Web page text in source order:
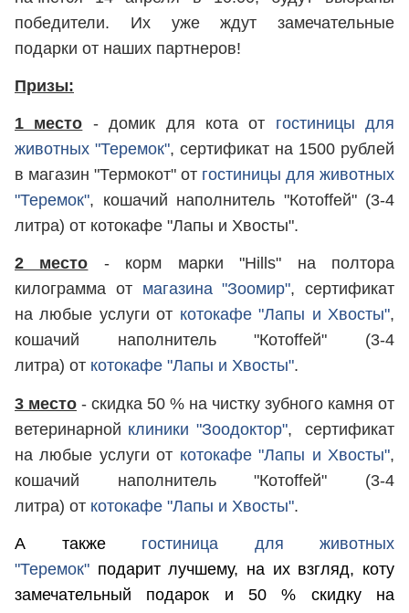
победители. Их уже ждут замечательные
подарки от наших партнеров!
Призы:
1 место - домик для кота от гостиницы для
животных "Теремок", сертификат на 1500 рублей
в магазин "Термокот" от гостиницы для животных
"Теремок", кошачий наполнитель "Котоffей" (3-4
литра) от котокафе "Лапы и Хвосты".
2 место - корм марки "Hills" на полтора
килограмма от магазина "Зоомир", сертификат
на любые услуги от котокафе "Лапы и Хвосты",
кошачий наполнитель "Котоffей" (3-4
литра) от котокафе "Лапы и Хвосты".
3 место - скидка 50 % на чистку зубного камня от
ветеринарной клиники "Зоодоктор", сертификат
на любые услуги от котокафе "Лапы и Хвосты",
кошачий наполнитель "Котоffей" (3-4
литра) от котокафе "Лапы и Хвосты".
А также гостиница для животных
"Теремок" подарит лучшему, на их взгляд, коту
замечательный подарок и 50 % скидку на